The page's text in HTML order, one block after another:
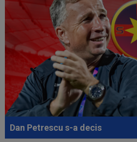
mari...
EXCLUSIV
Adrian Cristea a
problemele lui Cătălin Cîrjan: "Are de
19:19
Tragic: cel mai bun din istorie
43 de ani. Solicitarea...
19:12
După Salah, Trabzonspor
lovitură: atacantul de 85.000.000€
18:52
Debut la CFR Cluj chiar în
Conference League cu Tromso
Dan Petrescu s-a decis